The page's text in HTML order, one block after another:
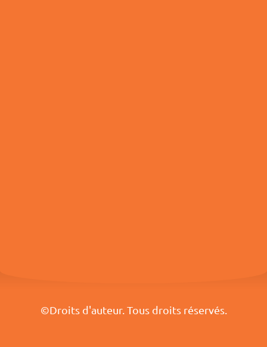
©Droits d'auteur. Tous droits réservés.